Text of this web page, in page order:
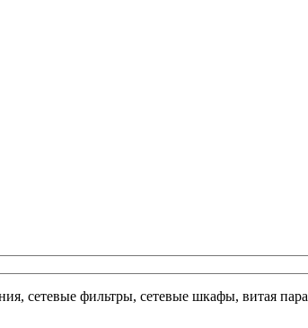
сетевые фильтры, сетевые шкафы, витая пара